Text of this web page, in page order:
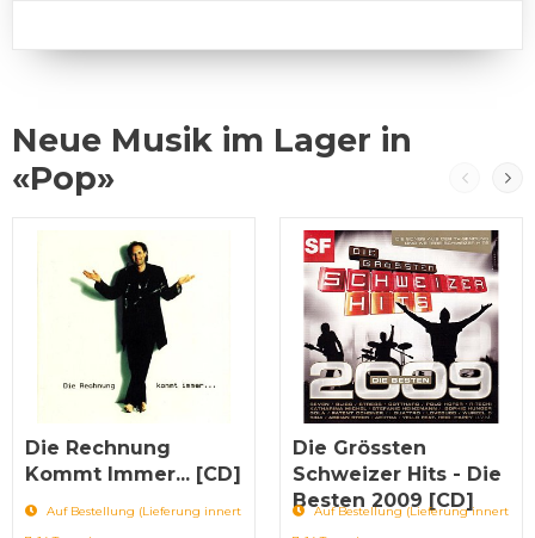
Neue Musik im Lager in
«Pop»
Die Rechnung
Kommt Immer... [CD]
Auf Bestellung (Lieferung innert
Die Grössten
Schweizer Hits - Die
Besten 2009 [CD]
Auf Bestellung (Lieferung innert